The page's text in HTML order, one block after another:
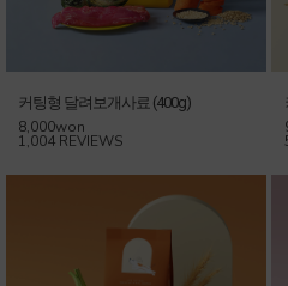
커팅형 달려보개사료 (400g)
8,000won
1,004 REVIEWS